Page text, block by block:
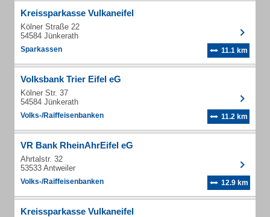
Kreissparkasse Vulkaneifel
Kölner Straße 22
54584 Jünkerath
Sparkassen 11.1 km
Volksbank Trier Eifel eG
Kölner Str. 37
54584 Jünkerath
Volks-/Raiffeisenbanken 11.2 km
VR Bank RheinAhrEifel eG
Ahrtalstr. 32
53533 Antweiler
Volks-/Raiffeisenbanken 12.9 km
Kreissparkasse Vulkaneifel